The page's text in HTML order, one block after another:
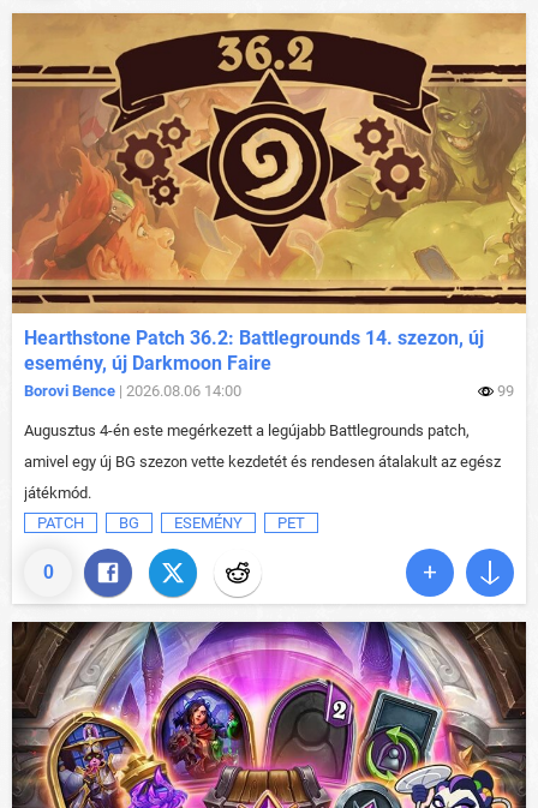
0
Hearthstone Patch 36.2: Battlegrounds 14. szezon, új
esemény, új Darkmoon Faire
Borovi Bence | 2026.08.06 14:00 99
Augusztus 4-én este megérkezett a legújabb Battlegrounds patch,
amivel egy új BG szezon vette kezdetét és rendesen átalakult az egész
játékmód.
PATCH
BG ESEMÉNY PET